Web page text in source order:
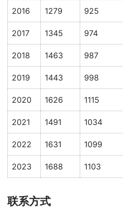
2016 1279 925
2017 1345 974
2018 1463 987
2019 1443 998
2020 1626 1115
2021 1491 1034
2022 1631 1099
2023 1688 1103
联系方式